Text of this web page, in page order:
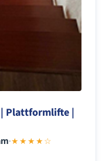
| Plattformlifte |
·★★★★☆